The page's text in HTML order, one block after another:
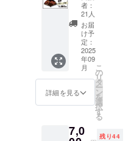
なりま
ろしく
お願い
いたし
ます。
※御礼
メッ
セージ
メール
は3,000
円、
円全て
しまし
た！-＞
「復興
祈願花
火フェ
ニック
ス」画
像の扇
子で
す。 絵
品オリ
者：
21人
お届
け予
定：
2025
年09
月
詳細を見る
こ
の
リ
タ
ー
ン
を
選
択
す
る
7,0 残り44